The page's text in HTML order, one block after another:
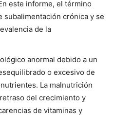
este informe, el término
subalimentación crónica y se
de la
anormal debido a un
o excesivo de
La malnutrición
del crecimiento y
de vitaminas y